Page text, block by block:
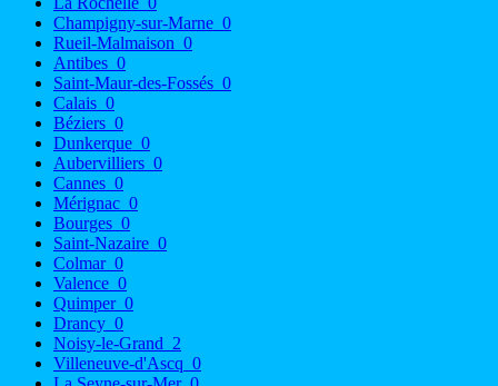
Champigny-sur-Marne 0
Rueil-Malmaison 0
Antibes 0
Saint-Maur-des-Fossés 0
Calais 0
Béziers 0
Dunkerque 0
Aubervilliers 0
Cannes 0
Mérignac 0
Bourges 0
Saint-Nazaire 0
Colmar 0
Valence 0
Quimper 0
Drancy 0
Noisy-le-Grand 2
Villeneuve-d'Ascq 0